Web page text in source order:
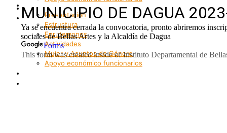
Internacionalización
Patrimonio
Bienestar
Presentación
Estructura
Enrutemonos
Actividades
Mujer y Asuntos de Género
Apoyo económico funcionarios